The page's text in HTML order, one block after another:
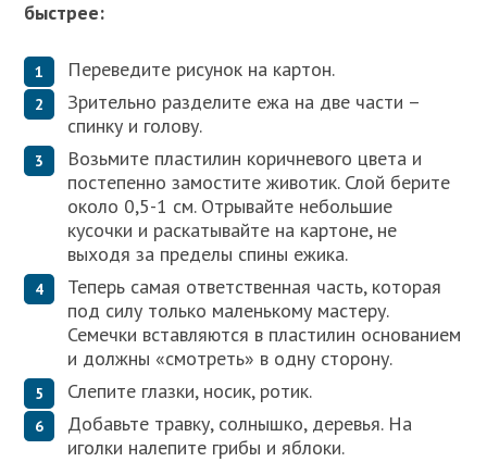
быстрее:
Переведите рисунок на картон.
Зрительно разделите ежа на две части –
спинку и голову.
Возьмите пластилин коричневого цвета и
постепенно замостите животик. Слой берите
около 0,5-1 см. Отрывайте небольшие
кусочки и раскатывайте на картоне, не
выходя за пределы спины ежика.
Теперь самая ответственная часть, которая
под силу только маленькому мастеру.
Семечки вставляются в пластилин основанием
и должны «смотреть» в одну сторону.
Слепите глазки, носик, ротик.
Добавьте травку, солнышко, деревья. На
иголки налепите грибы и яблоки.